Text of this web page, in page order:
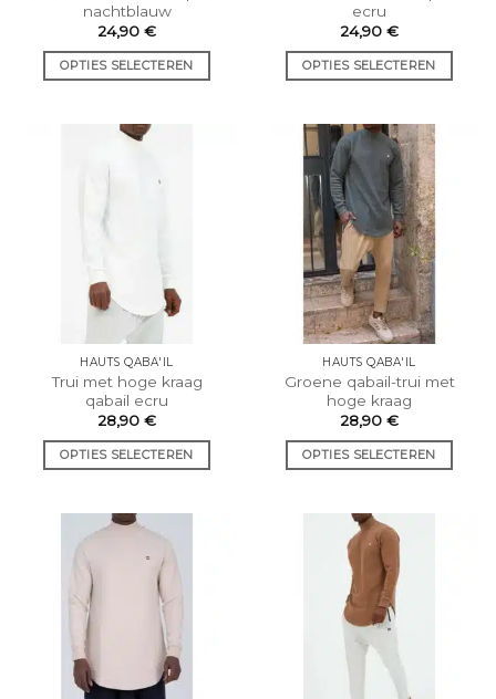
nachtblauw
24,90 €
OPTIES SELECTEREN
heeft
varianten.
worden
gekozen
op
de
productpagina.
ecru
24,90 €
OPTIES SELECTEREN
heeft
meerdere
varianten.
De
opties
kunnen
worden
gekozen
op
de
productpagina.
HAUTS QABA'IL
Trui met hoge kraag
qabail ecru
28,90 €
OPTIES SELECTEREN
heeft
varianten.
opties
kunnen
worden
gekozen
HAUTS QABA'IL
Groene qabail-trui met
hoge kraag
28,90 €
OPTIES SELECTEREN
heeft
meerdere
varianten.
De
opties
kunnen
worden
gekozen